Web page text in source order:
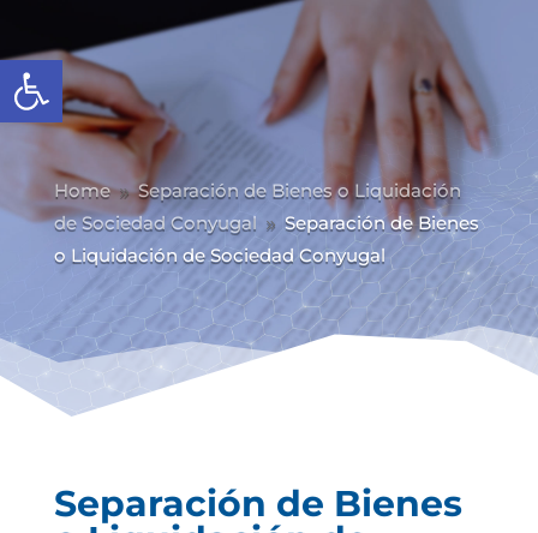
Abrir barra de herramientas
Home 9 Separación de Bienes o Liquidación
de Sociedad Conyugal 9 Separación de Bienes
o Liquidación de Sociedad Conyugal
Separación de Bienes